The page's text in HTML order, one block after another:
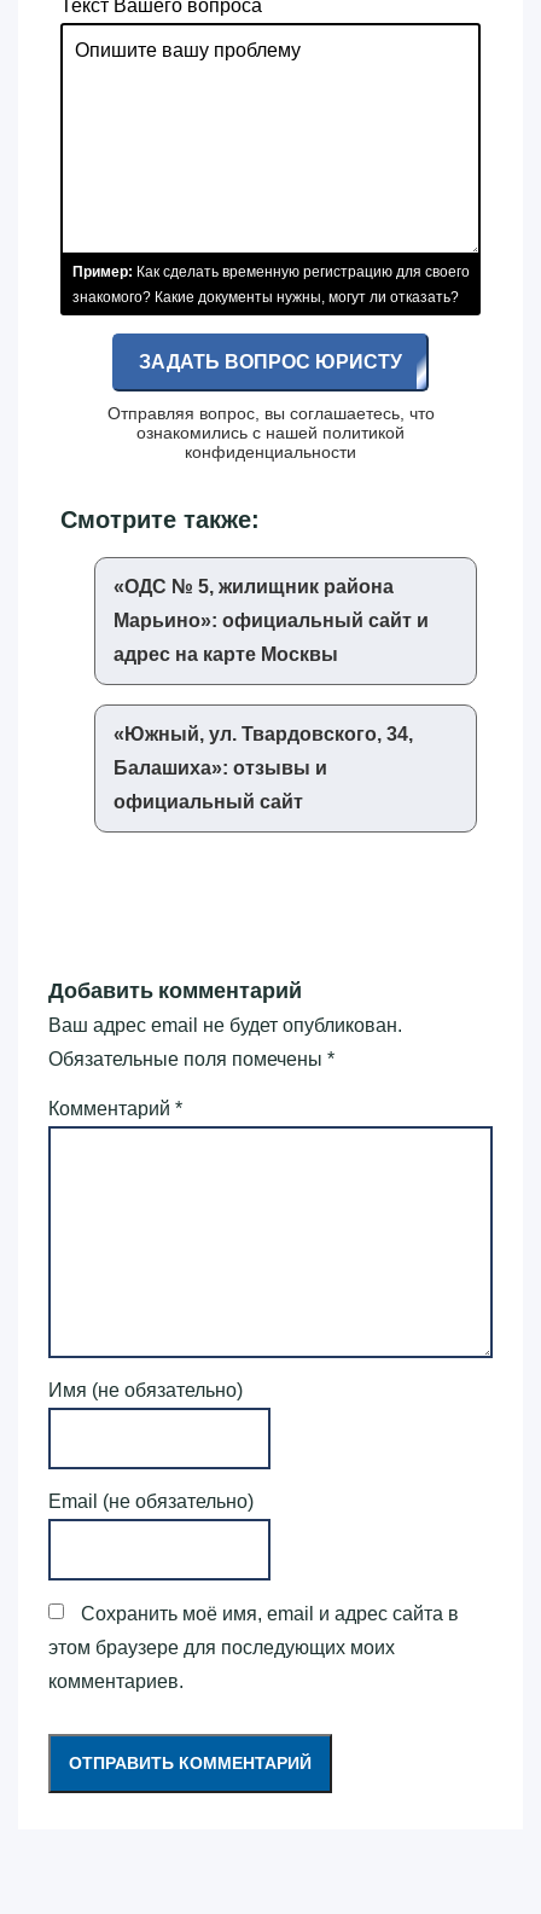
Текст Вашего вопроса
Пример: Как сделать временную регистрацию для своего
знакомого? Какие документы нужны, могут ли отказать?
ЗАДАТЬ ВОПРОС ЮРИСТУ
Отправляя вопрос, вы соглашаетесь, что
ознакомились с нашей политикой
конфиденциальности
Смотрите также:
«‎ОДС № 5, жилищник района
Марьино»‎: официальный сайт и
адрес на карте Москвы
«‎Южный, ул. Твардовского, 34,
Балашиха»‎: отзывы и
официальный сайт
Добавить комментарий
Ваш адрес email не будет опубликован.
Обязательные поля помечены *
Комментарий *
Имя (не обязательно)
Email (не обязательно)
Сохранить моё имя, email и адрес сайта в
этом браузере для последующих моих
комментариев.